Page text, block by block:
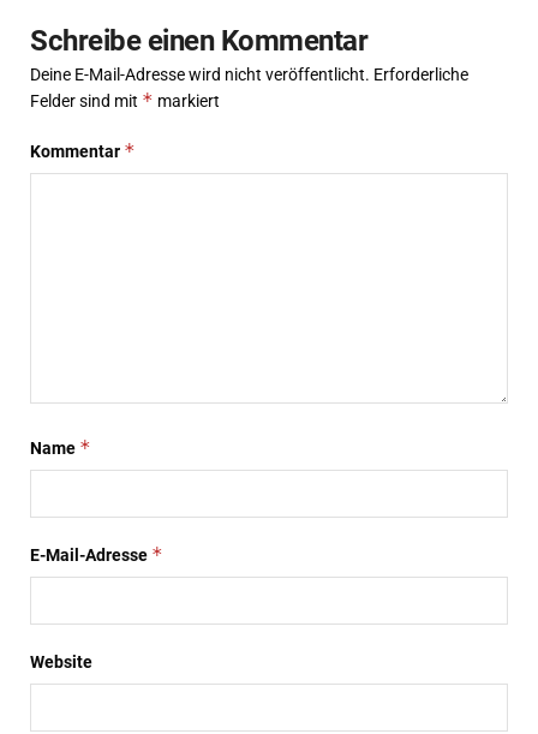
Schreibe einen Kommentar
Deine E-Mail-Adresse wird nicht veröffentlicht. Erforderliche
Felder sind mit * markiert
Kommentar *
Name *
E-Mail-Adresse *
Website